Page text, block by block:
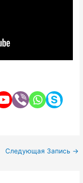
Следующая Запись →